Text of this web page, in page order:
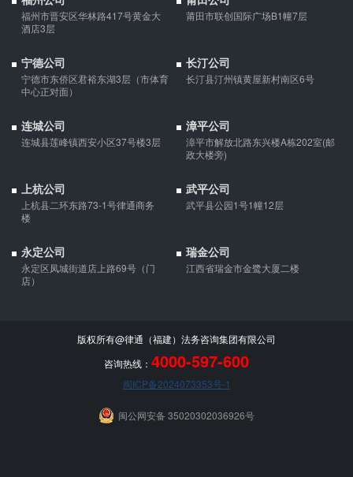
微信转账凭证能证明存在借款关系吗？
不能证明双方存在借款关系。
债权人就婚姻关系存续期间夫妻一方以个人名义所负债务主张权利
的，应当按夫妻共同债务处理。
福州市晋安区华林路417号黄金大
酒店3层
莆田市联创国际广场B1幢7层
宁德公司
宁德市东侨区君裕东湖3层（市体育
中心正对面）
长汀公司
长汀县汀州镇黄屋新村南区6号
连城公司
连城县莲峰镇西安小区37号楼3层
漳平公司
漳平市解放北路东兴楼A栋202室(邮
政大楼旁)
上杭公司
上杭县二环东路73-1号律通商务
楼
武平公司
武平县公园1号1幢12层
永定公司
永定区凤城街道店上路69号（门
店）
瑞金公司
江西省瑞金市金鹭大厦二楼
版权所有@律通（福建）法务咨询集团有限公司
咨询热线： 4000-597-600
闽ICP备2024073353号-1
闽公网安备 35020302036926号